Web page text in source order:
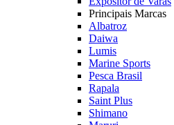
Principais Marcas
Albatroz
Daiwa
Lumis
Marine Sports
Pesca Brasil
Rapala
Saint Plus
Shimano